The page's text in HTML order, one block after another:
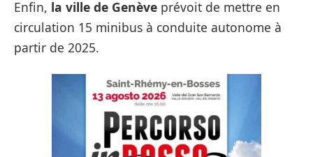
Enfin, la ville de Genève prévoit de mettre en
circulation 15 minibus à conduite autonome à
partir de 2025.